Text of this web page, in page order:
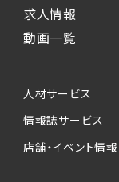
求人情報
動画一覧
人材サービス
情報誌サービス
店舗・イベント情